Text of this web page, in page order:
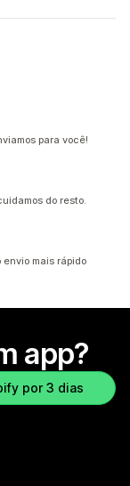
para você!
do resto.
envio mais rápido
app?
por 3 dias